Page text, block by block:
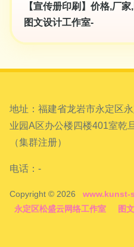
【宣传册印刷】价格,厂
图文设计工作室-
地址：福建省龙岩市永定区
业园A区办公楼四楼401室乾
（集群注册）
电话：-
Copyright © 2026 www.kunst-
永定区松盛云网络工作室
图